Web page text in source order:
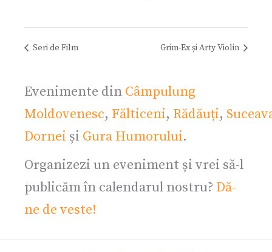
Seri de Film Grim-Ex și Arty Violin
Evenimente din Câmpulung
Moldovenesc, Fălticeni, Rădăuți,
Dornei și Gura Humorului.
Organizezi un eveniment și vrei să-l
publicăm în calendarul nostru? Dă-
ne de veste!